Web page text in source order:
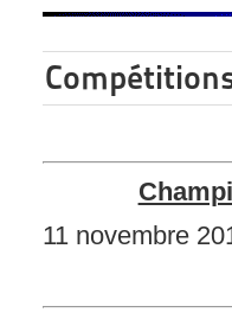
11 novembre